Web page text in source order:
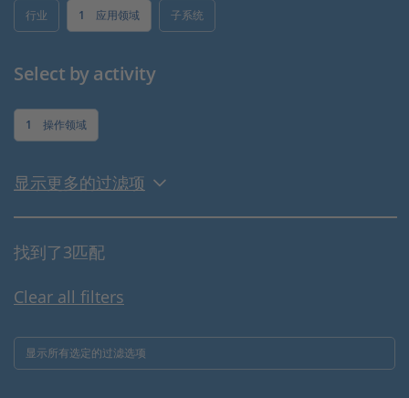
行业 1 应用领域 子系统
Select by activity
1 操作领域
显示更多的过滤项
找到了3匹配
Clear all filters
显示所有选定的过滤选项